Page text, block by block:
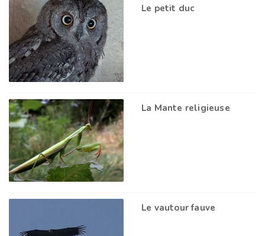
Le petit duc
La Mante religieuse
Le vautour fauve